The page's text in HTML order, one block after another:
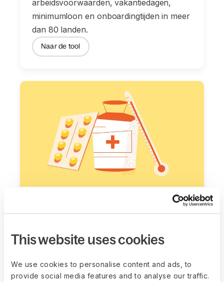
This website uses cookies
We use cookies to personalise content and ads, to
provide social media features and to analyse our traffic.
arbeidsvoorwaarden, vakantiedagen,
minimumloon en onboardingtijden in meer
dan 80 landen.
Naar de tool
Bied het juiste pakket. We helpen je de
concurrerende arbeidsvoorwaarden in
elke markt te overzien.